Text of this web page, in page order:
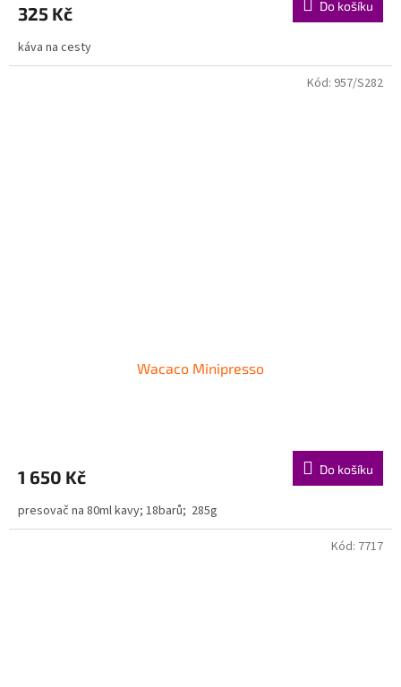
325 Kč Do košíku
káva na cesty
Wacaco Minipresso
1 650 Kč Do košíku
presovač na 80ml kavy; 18barů; 285g
Kód: 957/S282
Kód: 7717